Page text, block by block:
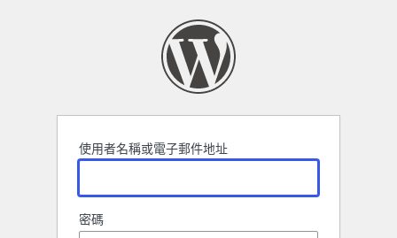
使用者名稱或電子郵件地址
密碼